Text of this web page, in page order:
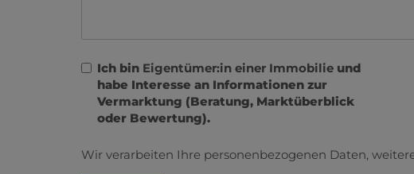
Ich bin Eigentümer:in einer Immobilie und
habe Interesse an Informationen zur
Vermarktung (Beratung, Marktüberblick
oder Bewertung).
Wir verarbeiten Ihre personenbezogenen Daten,